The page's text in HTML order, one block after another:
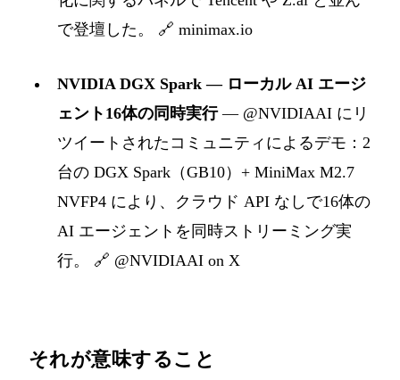
で登壇した。 🔗 minimax.io
NVIDIA DGX Spark — ローカル AI エージ
ェント16体の同時実行— @NVIDIAAI にリ
ツイートされたコミュニティによるデモ：2
台の DGX Spark（GB10）+ MiniMax M2.7
NVFP4 により、クラウド API なしで16体の
AI エージェントを同時ストリーミング実
行。 🔗 @NVIDIAAI on X
それが意味すること